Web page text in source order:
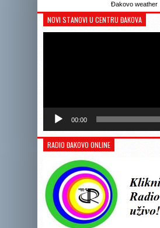
Đakovo weather
NOVI STANOVI U CENTRU ĐAKOVA
00:00
RADIO ĐAKOVO ONLINE